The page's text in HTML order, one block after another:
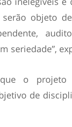
objeto
seriedade”,
o
de